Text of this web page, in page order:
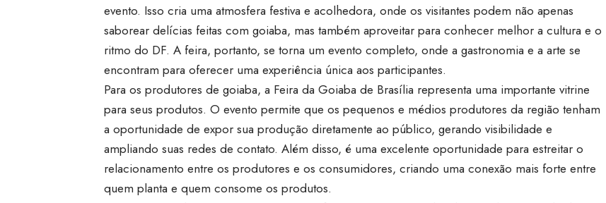
evento. Isso cria uma atmosfera festiva e acolhedora, onde os visitantes podem não apenas
saborear delícias feitas com goiaba, mas também aproveitar para conhecer melhor a cultura e o
ritmo do DF. A feira, portanto, se torna um evento completo, onde a gastronomia e a arte se
encontram para oferecer uma experiência única aos participantes.
Para os produtores de goiaba, a Feira da Goiaba de Brasília representa uma importante vitrine
para seus produtos. O evento permite que os pequenos e médios produtores da região tenham
a oportunidade de expor sua produção diretamente ao público, gerando visibilidade e
ampliando suas redes de contato. Além disso, é uma excelente oportunidade para estreitar o
relacionamento entre os produtores e os consumidores, criando uma conexão mais forte entre
quem planta e quem consome os produtos.